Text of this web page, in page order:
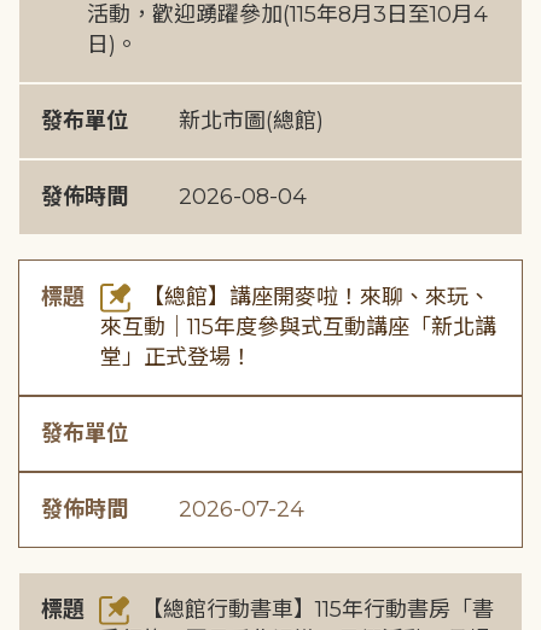
活動，歡迎踴躍參加(115年8月3日至10月4
日)。
發布單位 新北市圖(總館)
發佈時間 2026-08-04
標題
【總館】講座開麥啦！來聊、來玩、
來互動｜115年度參與式互動講座「新北講
堂」正式登場！
發布單位
發佈時間 2026-07-24
標題
【總館行動書車】115年行動書房「書